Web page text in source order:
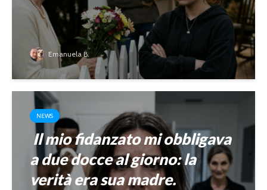
Emanuela B.
NEWS
Il mio fidanzato mi obbligava
a due docce al giorno: la
verità era sua madre.